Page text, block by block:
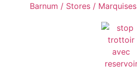
Barnum / Stores / Marquises